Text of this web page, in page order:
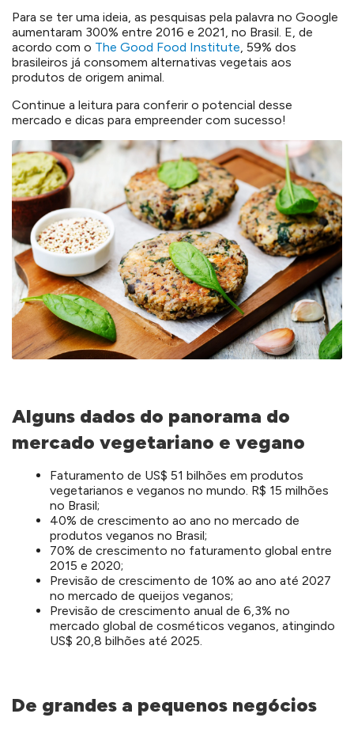
Para se ter uma ideia, as pesquisas pela palavra no Google
aumentaram 300% entre 2016 e 2021, no Brasil. E, de
acordo com o The Good Food Institute, 59% dos
brasileiros já consomem alternativas vegetais aos
produtos de origem animal.
Continue a leitura para conferir o potencial desse
mercado e dicas para empreender com sucesso!
Alguns dados do panorama do
mercado vegetariano e vegano
Faturamento de US$ 51 bilhões em produtos
vegetarianos e veganos no mundo. R$ 15 milhões
no Brasil;
40% de crescimento ao ano no mercado de
produtos veganos no Brasil;
70% de crescimento no faturamento global entre
2015 e 2020;
Previsão de crescimento de 10% ao ano até 2027
no mercado de queijos veganos;
Previsão de crescimento anual de 6,3% no
mercado global de cosméticos veganos, atingindo
US$ 20,8 bilhões até 2025.
De grandes a pequenos negócios